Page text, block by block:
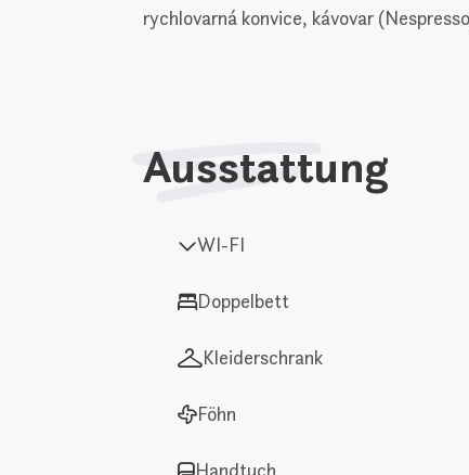
rychlovarná konvice, kávovar
Ausstattung
WI-FI
Doppelbett
Kleiderschrank
Föhn